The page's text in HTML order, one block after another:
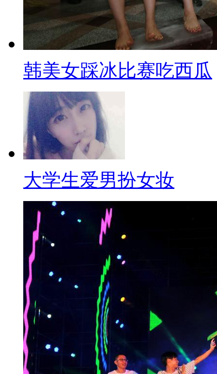
所生产的所有产品，并且正在
尽职行为开展彻底的内部调查
追溯是否有？供应链是否全程可
收，如何处理？至今无人说明
餐，网友开玩笑说，总有一款
冲击，北京大量麦当劳餐厅陷
饭食多数停止销售，部分餐厅
麦当劳东八里庄等多店主食几
天节目的所有内容，感谢收看
微博。
韩美女踩冰比赛吃西瓜
大学生爱男扮女妆